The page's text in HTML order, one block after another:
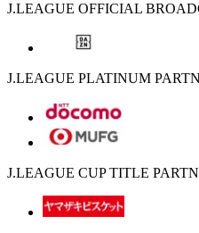
J.LEAGUE OFFICIAL
J.LEAGUE PLATINUM
J.LEAGUE CUP TITLE